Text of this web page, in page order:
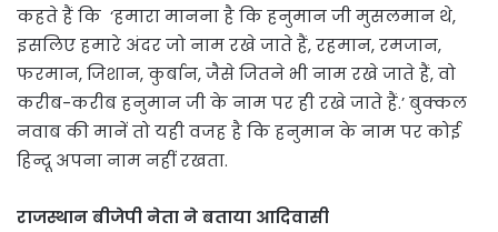
कहते हैं कि ‘हमारा मानना है कि हनुमान जी मुसलमान थे,
इसलिए हमारे अंदर जो नाम रखे जाते हैं, रहमान, रमजान,
फरमान, जिशान, कुर्बान, जैसे जितने भी नाम रखे जाते हैं, वो
करीब-करीब हनुमान जी के नाम पर ही रखे जाते हैं.’ बुक्कल
नवाब की मानें तो यही वजह है कि हनुमान के नाम पर कोई
हिन्दू अपना नाम नहीं रखता.
राजस्थान बीजेपी नेता ने बताया आदिवासी